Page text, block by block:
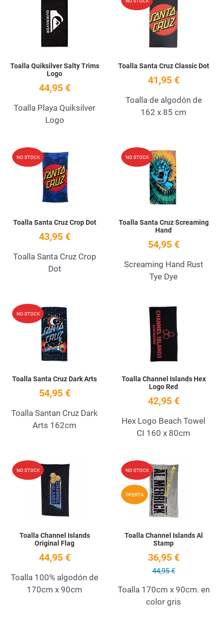
Toalla Quiksilver Salty Trims
Logo
44,95 €
Toalla Playa Quiksilver
Logo
Toalla Santa Cruz Classic Dot
41,95 €
Toalla de algodón de
162 x 85 cm
NO STOCK Add to Wishlist
Toalla Santa Cruz Crop Dot
43,95 €
Toalla Santa Cruz Crop
Dot
NO STOCK
Toalla Santa Cruz Screaming
Hand
54,95 €
Screaming Hand Rust
Tye Dye
NO STOCK Add to Wishlist
Toalla Santa Cruz Dark Arts
54,95 €
Toalla Santan Cruz Dark
Arts 162cm
Toalla Channel Islands Hex
Logo Red
42,95 €
Hex Logo Beach Towel
CI 160 x 80cm
NO STOCK Add to Wishlist
Quick View
Toalla Channel Islands
Original Flag
44,95 €
Toalla 100% algodón de
170cm x 90cm
NO STOCK
OFERTA
Toalla Channel Islands Al
Stamp
36,95 €
44,95 €
Toalla 170cm x 90cm. en
color gris